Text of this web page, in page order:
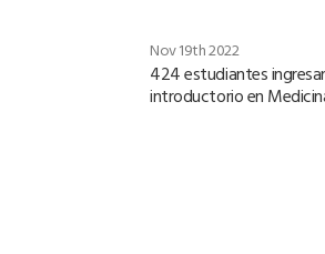
Nov 19th 2022
424 estudiantes
introductorio en